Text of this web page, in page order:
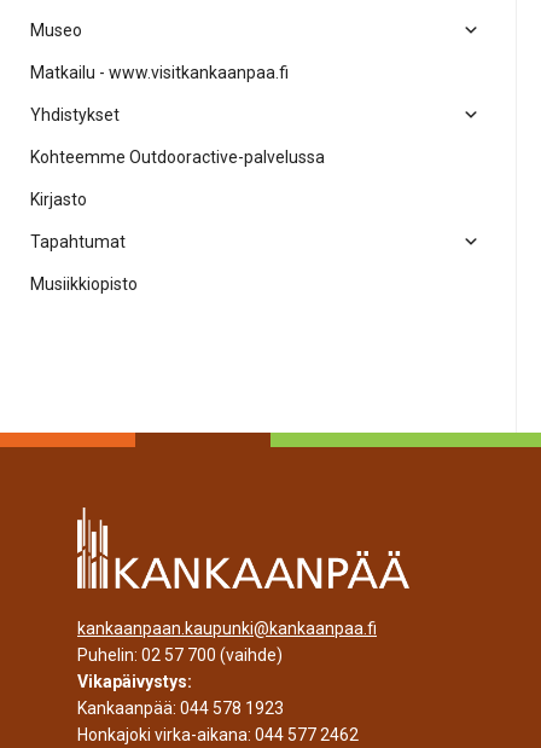
Museo
Matkailu - www.visitkankaanpaa.fi
Yhdistykset
Kohteemme Outdooractive-palvelussa
Kirjasto
Tapahtumat
Musiikkiopisto
kankaanpaan.kaupunki@kankaanpaa.fi
Puhelin: 02 57 700 (vaihde)
Vikapäivystys:
Kankaanpää: 044 578 1923
Honkajoki virka-aikana: 044 577 2462